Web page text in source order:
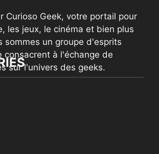
Curioso Geek, votre portail pour
les jeux, le cinéma et bien plus
sommes un groupe d'esprits
consacrent à l'échange de
sur l'univers des geeks.